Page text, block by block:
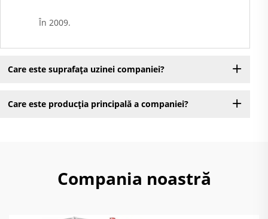
În 2009.
Care este suprafața uzinei companiei?
Care este producția principală a companiei?
Compania noastră